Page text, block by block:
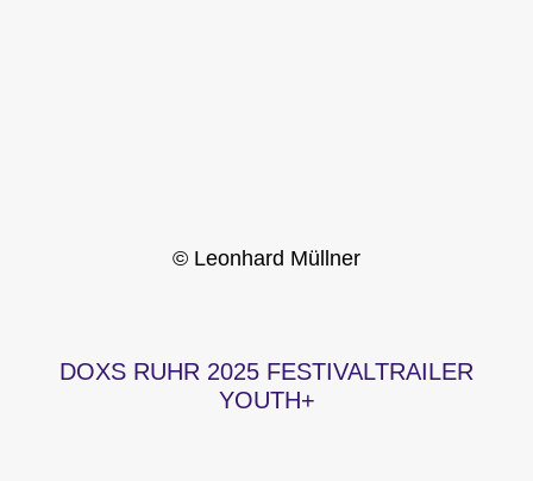
© Leonhard Müllner
DOXS RUHR 2025 FESTIVALTRAILER
YOUTH+